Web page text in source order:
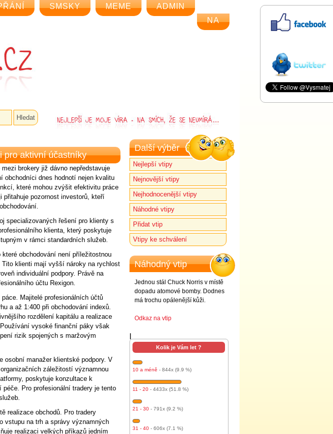
SMSKY MEME
ADMIN
NA
pro aktivní účastníky
brokery již dávno nepředstavuje
obchodníci dnes hodnotí nejen kvalitu
které mohou zvýšit efektivitu práce
přitahuje pozornost investorů, kteří
specializovaných řešení pro klienty s
klienta, který poskytuje
v rámci standardních služeb.
obchodování není příležitostnou
klienti mají vyšší nároky na rychlost
individuální podpory. Právě na
účtu Rexigon.
Majitelé profesionálních účtů
a až 1:400 při obchodování indexů.
rozdělení kapitálu a realizace
vysoké finanční páky však
rizik spojených s maržovým
osobní manažer klientské podpory. V
záležitostí významnou
poskytuje konzultace k
Pro profesionální tradery je tento
realizace obchodů. Pro tradery
vstupu na trh a správy významných
realizaci velkých příkazů jedním
Další výběr
Nejlepší vtipy
Nejnovější vtipy
Nejhodnocenější vtipy
Náhodné vtipy
Přidat vtip
Vtipy ke schválení
Náhodný vtip
Jednou stál Chuck Norris v místě
dopadu atomové bomby. Dodnes
má trochu opálenější kůži.
Odkaz na vtip
Kolik je Vám let ?
10 a méně - 844x (9.9 %)
11 - 20 - 4433x (51.8 %)
21 - 30 - 791x (9.2 %)
31 - 40 - 606x (7.1 %)